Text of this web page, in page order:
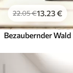
22.05€13 .23€
Bezaubernder Wald